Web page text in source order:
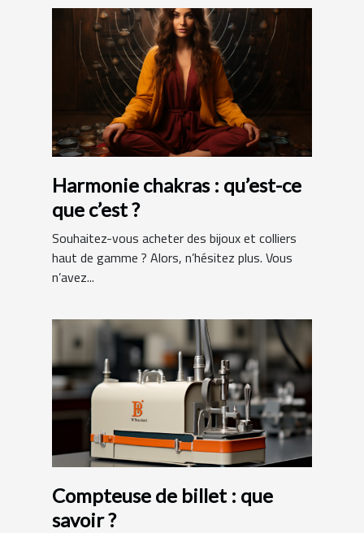
Harmonie chakras : qu’est-ce
que c’est ?
Souhaitez-vous acheter des bijoux et colliers
haut de gamme ? Alors, n’hésitez plus. Vous
n’avez...
Compteuse de billet : que
savoir ?